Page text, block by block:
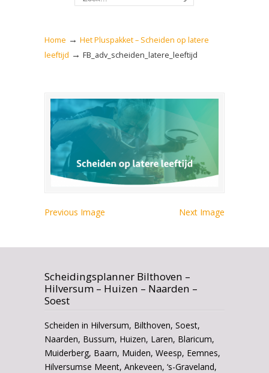
Home → Het Pluspakket – Scheiden op latere
leeftijd → FB_adv_scheiden_latere_leeftijd
Previous Image Next Image
Scheidingsplanner Bilthoven –
Hilversum – Huizen – Naarden –
Soest
Scheiden in Hilversum, Bilthoven, Soest,
Naarden, Bussum, Huizen, Laren, Blaricum,
Muiderberg, Baarn, Muiden, Weesp, Eemnes,
Hilversumse Meent, Ankeveen, ‘s-Graveland,